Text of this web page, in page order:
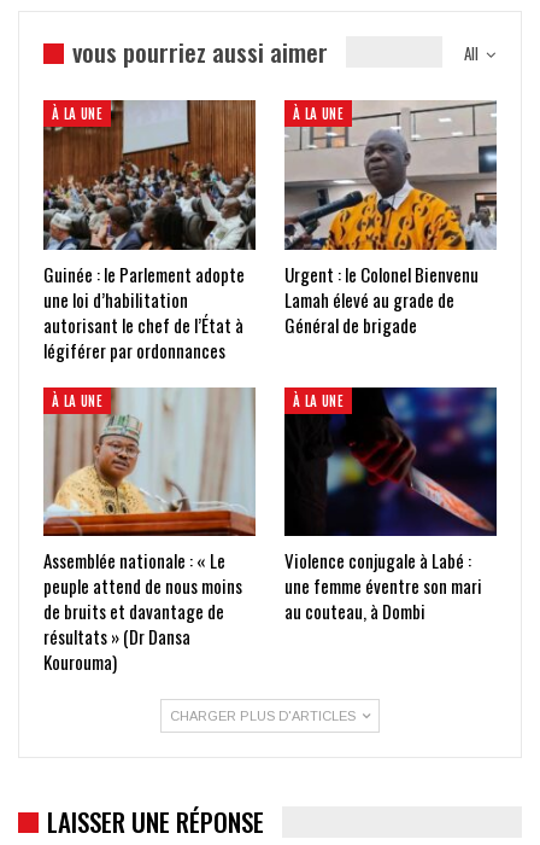
All
vous pourriez aussi aimer
À LA UNE
Guinée : le Parlement adopte
une loi d’habilitation
autorisant le chef de l’État à
légiférer par ordonnances
À LA UNE
Urgent : le Colonel Bienvenu
Lamah élevé au grade de
Général de brigade
À LA UNE
Assemblée nationale : « Le
peuple attend de nous moins
de bruits et davantage de
résultats » (Dr Dansa
Kourouma)
À LA UNE
Violence conjugale à Labé :
une femme éventre son mari
au couteau, à Dombi
CHARGER PLUS D'ARTICLES
LAISSER UNE RÉPONSE